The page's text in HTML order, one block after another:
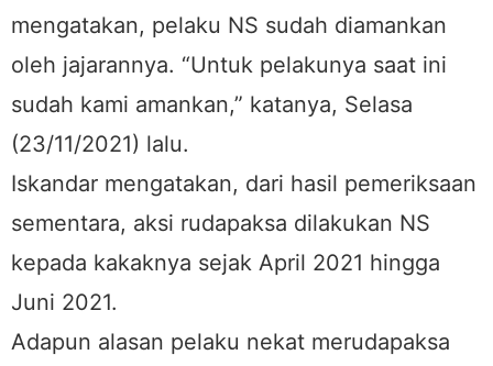
mengatakan, pelaku NS sudah diamankan
oleh jajarannya. “Untuk pelakunya saat ini
sudah kami amankan,” katanya, Selasa
(23/11/2021) lalu.
Iskandar mengatakan, dari hasil pemeriksaan
sementara, aksi rudapaksa dilakukan NS
kepada kakaknya sejak April 2021 hingga
Juni 2021.
Adapun alasan pelaku nekat merudapaksa